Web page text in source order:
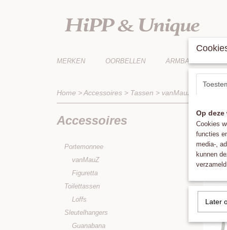
MERKEN OORBELLEN ARMBANDEN
Home >Accessoires > Tassen > vanMauZ
Accessoires
Portemonnee
vanMauZ
Figuretta
Toilettassen
Loffs
Sleutelhangers
Guanabana
Sorteer
Op
Cookies
functies
media-,
kunnen
Later